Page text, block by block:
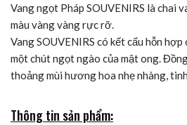
Vang ngọt Pháp SOUVENIRS là chai
màu vàng vàng rực rỡ.
Vang SOUVENIRS có kết cấu hỗn
một chút ngọt ngào của mật ong.
thoảng mùi hương hoa nhẹ nhàng,
Thông tin sản phẩm: